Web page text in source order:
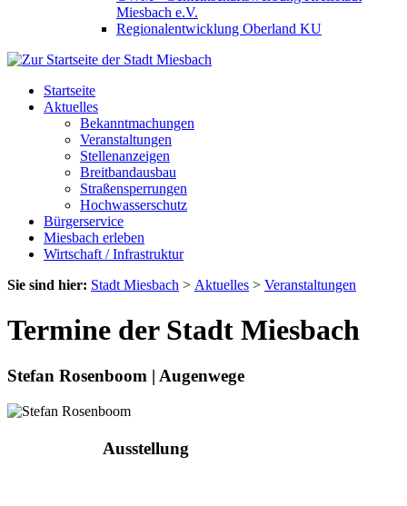
Miesbach e.V.
Regionalentwicklung Oberland KU
Startseite
Aktuelles
Bekanntmachungen
Veranstaltungen
Stellenanzeigen
Breitbandausbau
Straßensperrungen
Hochwasserschutz
Bürgerservice
Miesbach erleben
Wirtschaft / Infrastruktur
Sie sind hier: Stadt Miesbach > Aktuelles > Veranstaltungen
Termine der Stadt Miesbach
Stefan Rosenboom | Augenwege
Ausstellung